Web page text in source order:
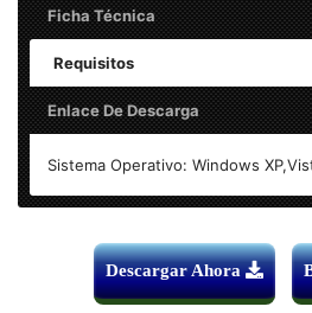
Ficha Técnica
Requisitos
Enlace De Descarga
Arquitectura: x86/x64
Peso: 334 MB Windows Vista/ 7/ 8/
XP v2.4.5
Sistema Operativo: Windows
All in One Runtimes
Descargar Ahora